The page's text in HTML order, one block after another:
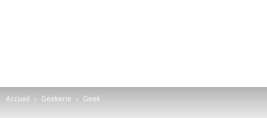
Accueil Geekerie Geek